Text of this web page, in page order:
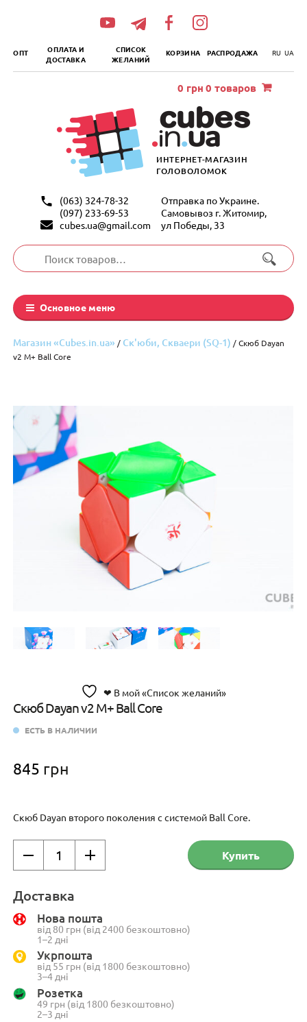
ОПТ
ОПЛАТА И
ДОСТАВКА
СПИСОК
ЖЕЛАНИЙ
КОРЗИНА РАСПРОДАЖА RU UA
ИНТЕРНЕТ-МАГАЗИН
ГОЛОВОЛОМОК
(063) 324-78-32
(097) 233-69-53
cubes.ua@gmail.com
Отправка по Украине.
Самовывоз г. Житомир,
ул Победы, 33
Искать:
Основное меню
0 грн 0 товаров
Магазин «Cubes.in.ua» / Ск'юби, Cкваери (SQ-1) / Скюб Dayan
v2 M+ Ball Core
❤ В мой «Список желаний»
Скюб Dayan v2 M+ Ball Core
ЕСТЬ В НАЛИЧИИ
845 грн
Скюб Dayan второго поколения с системой Ball Core.
Dayan
v2
M+
Core
Купить
Доставка
Нова пошта
від 80 грн (від 2400 безкоштовно)
1–2 дні
Укрпошта
від 55 грн (від 1800 безкоштовно)
3–4 дні
Розетка
49 грн (від 1800 безкоштовно)
2–3 дні